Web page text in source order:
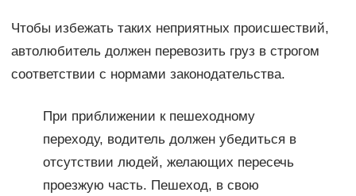
Чтобы избежать таких неприятных происшествий,
автолюбитель должен перевозить груз в строгом
соответствии с нормами законодательства.
При приближении к пешеходному
переходу, водитель должен убедиться в
отсутствии людей, желающих пересечь
проезжую часть. Пешеход, в свою